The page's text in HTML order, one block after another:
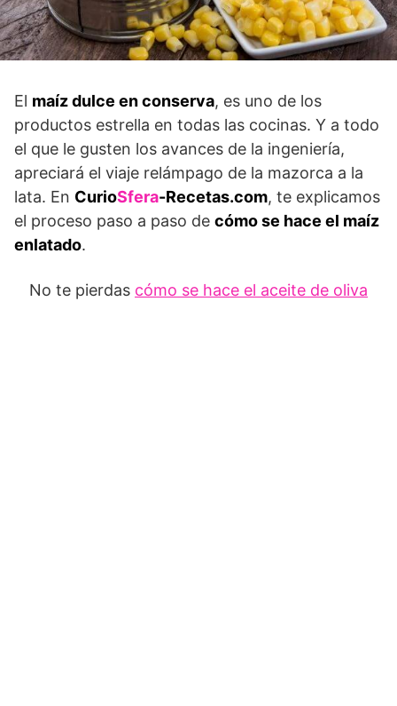
El maíz dulce en conserva, es uno de los
productos estrella en todas las cocinas. Y a todo
el que le gusten los avances de la ingeniería,
apreciará el viaje relámpago de la mazorca a la
lata. En CurioSfera-Recetas.com, te explicamos
el proceso paso a paso de cómo se hace el maíz
enlatado.
No te pierdas cómo se hace el aceite de oliva